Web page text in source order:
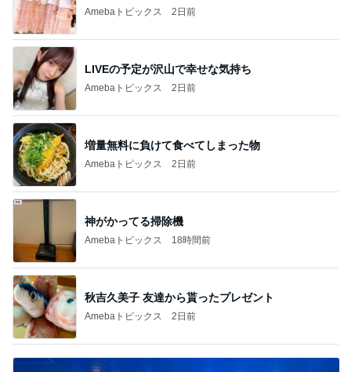
Amebaトピックス 2日前
LIVEの予定が沢山で幸せな気持ち
Amebaトピックス 2日前
増量無料に負けて食べてしまった物
Amebaトピックス 2日前
神がかってる掃除機
Amebaトピックス 18時間前
秋吉久美子 友達から貰ったプレゼント
Amebaトピックス 2日前